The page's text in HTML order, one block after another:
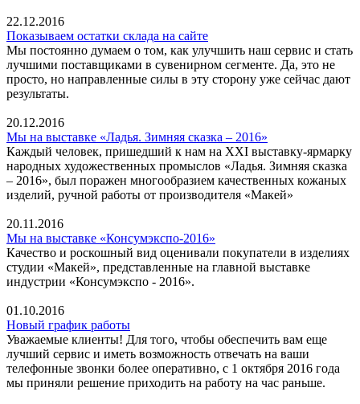
22.12.2016
Показываем остатки склада на сайте
Мы постоянно думаем о том, как улучшить наш сервис и стать
лучшими поставщиками в сувенирном сегменте. Да, это не
просто, но направленные силы в эту сторону уже сейчас дают
результаты.
20.12.2016
Мы на выставке «Ладья. Зимняя сказка – 2016»
Каждый человек, пришедший к нам на XXI выставку-ярмарку
народных художественных промыслов «Ладья. Зимняя сказка
– 2016», был поражен многообразием качественных кожаных
изделий, ручной работы от производителя «Макей»
20.11.2016
Мы на выставке «Консумэкспо-2016»
Качество и роскошный вид оценивали покупатели в изделиях
студии «Макей», представленные на главной выставке
индустрии «Консумэкспо - 2016».
01.10.2016
Новый график работы
Уважаемые клиенты! Для того, чтобы обеспечить вам еще
лучший сервис и иметь возможность отвечать на ваши
телефонные звонки более оперативно, с 1 октября 2016 года
мы приняли решение приходить на работу на час раньше.